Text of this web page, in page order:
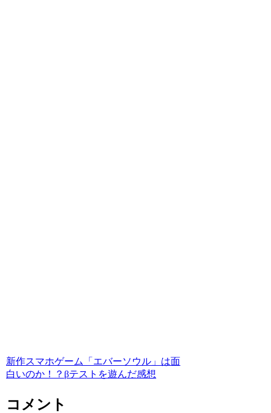
新作スマホゲーム「エバーソウル」は面
白いのか！？βテストを遊んだ感想
コメント